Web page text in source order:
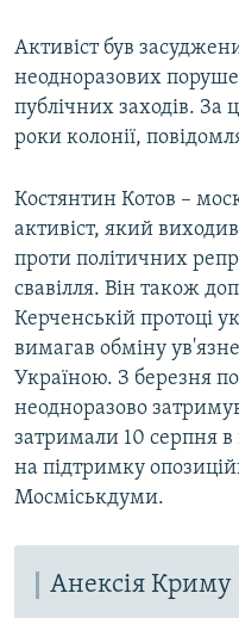
Активіст був
неодноразових
публічних заходів.
роки колонії,
Костянтин Котов –
активіст, який
проти політичних
свавілля. Він також
Керченській протоці
вимагав обміну
Україною. З березня
неодноразово
затримали 10 серпня в
на підтримку
Мосміськдуми.
Анексія Криму